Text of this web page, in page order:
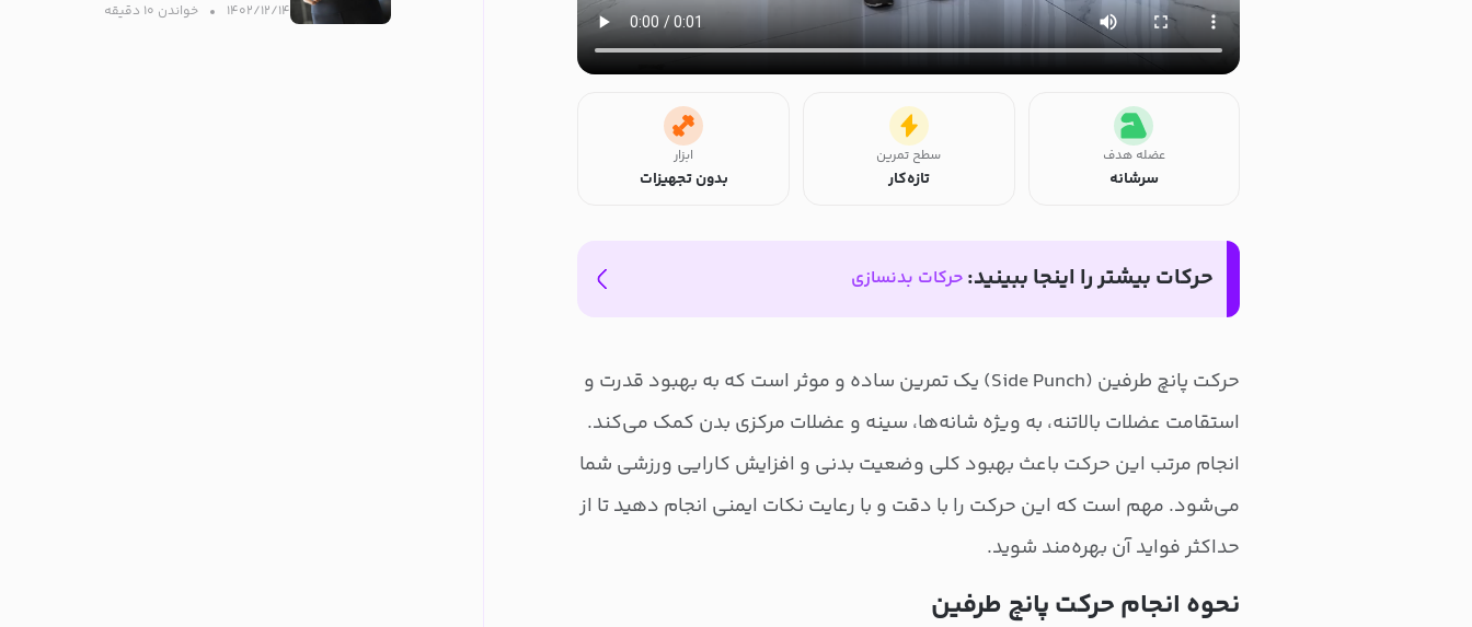
عضله هدف
سرشانه
سطح تمرین
تازه‌کار
ابزار
بدون تجهیزات
حرکات بیشتر را اینجا ببینید: حرکات بدنسازی
حرکت پانچ طرفین (Side Punch) یک تمرین ساده و موثر است که به بهبود قدرت و
استقامت عضلات بالاتنه، به ویژه شانه‌ها، سینه و عضلات مرکزی بدن کمک می‌کند.
انجام مرتب این حرکت باعث بهبود کلی وضعیت بدنی و افزایش کارایی ورزشی شما
می‌شود. مهم است که این حرکت را با دقت و با رعایت نکات ایمنی انجام دهید تا از
حداکثر فواید آن بهره‌مند شوید.
نحوه انجام حرکت پانچ طرفین
۱۴۰۲/۱۲/۱۴ خواندن ۱۰ دقیقه‌